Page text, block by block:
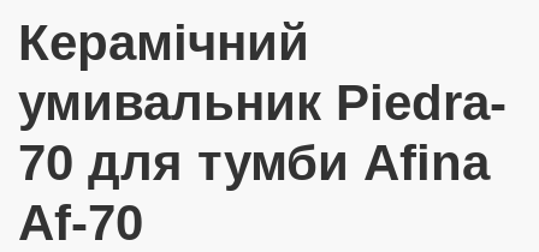
Керамічний
умивальник Piedra-
70 для тумби Afina
Af-70